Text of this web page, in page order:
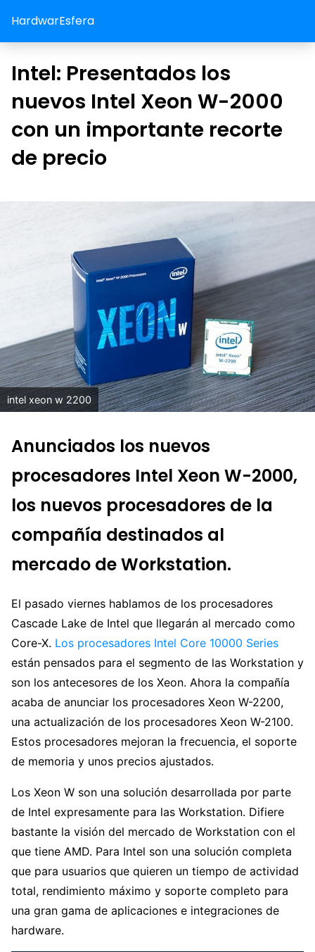
HardwarEsfera
Intel: Presentados los
nuevos Intel Xeon W-2000
con un importante recorte
de precio
intel xeon w 2200
Anunciados los nuevos
procesadores Intel Xeon W-2000,
los nuevos procesadores de la
compañía destinados al
mercado de Workstation.
El pasado viernes hablamos de los procesadores
Cascade Lake de Intel que llegarán al mercado como
Core-X. Los procesadores Intel Core 10000 Series
están pensados para el segmento de las Workstation y
son los antecesores de los Xeon. Ahora la compañía
acaba de anunciar los procesadores Xeon W-2200,
una actualización de los procesadores Xeon W-2100.
Estos procesadores mejoran la frecuencia, el soporte
de memoria y unos precios ajustados.
Los Xeon W son una solución desarrollada por parte
de Intel expresamente para las Workstation. Difiere
bastante la visión del mercado de Workstation con el
que tiene AMD. Para Intel son una solución completa
que para usuarios que quieren un tiempo de actividad
total, rendimiento máximo y soporte completo para
una gran gama de aplicaciones e integraciones de
hardware.